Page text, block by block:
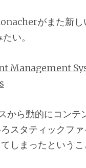
がまた新し
い。
ら動的にコンテ
スタティックフ
しまったというこ